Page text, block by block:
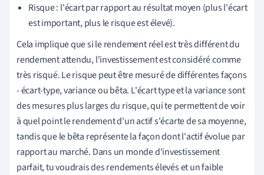
Risque : l'écart par rapport au résultat moyen (plus l'écart
est important, plus le risque est élevé).
Cela implique que si le rendement réel est très différent du
rendement attendu, l'investissement est considéré comme
très risqué. Le risque peut être mesuré de différentes façons
- écart-type, variance ou bêta. L'écart type et la variance sont
des mesures plus larges du risque, qui te permettent de voir
à quel point le rendement d'un actif s'écarte de sa moyenne,
tandis que le bêta représente la façon dont l'actif évolue par
rapport au marché. Dans un monde d'investissement
parfait, tu voudrais des rendements élevés et un faible